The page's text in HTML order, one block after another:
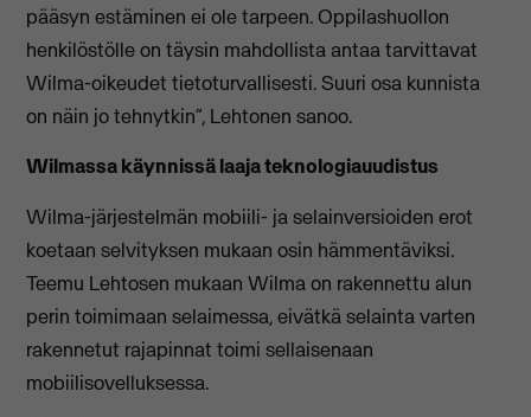
pääsyn estäminen ei ole tarpeen. Oppilashuollon
henkilöstölle on täysin mahdollista antaa tarvittavat
Wilma-oikeudet tietoturvallisesti. Suuri osa kunnista
on näin jo tehnytkin”, Lehtonen sanoo.
Wilmassa käynnissä laaja teknologiauudistus
Wilma-järjestelmän mobiili- ja selainversioiden erot
koetaan selvityksen mukaan osin hämmentäviksi.
Teemu Lehtosen mukaan Wilma on rakennettu alun
perin toimimaan selaimessa, eivätkä selainta varten
rakennetut rajapinnat toimi sellaisenaan
mobiilisovelluksessa.